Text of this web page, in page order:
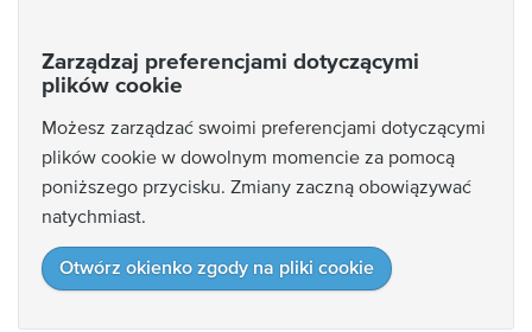
Zarządzaj preferencjami dotyczącymi
plików cookie
Możesz zarządzać swoimi preferencjami dotyczącymi
plików cookie w dowolnym momencie za pomocą
poniższego przycisku. Zmiany zaczną obowiązywać
natychmiast.
Otwórz okienko zgody na pliki cookie